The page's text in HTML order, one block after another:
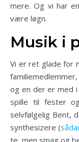
mere. Og vi har
være løgn.
Musik i
Vi er ret glade for
og en der er med
spille til fester
selvfølgelig Bent,
synthesizere (
te, men smag og